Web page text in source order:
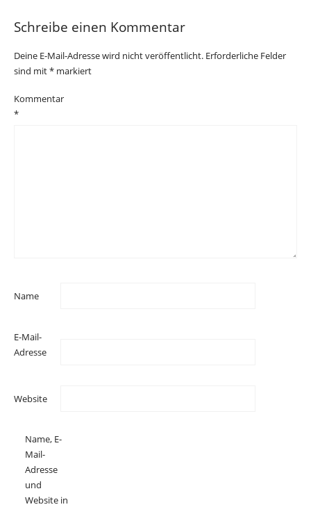
Schreibe einen Kommentar
Deine E-Mail-Adresse wird nicht veröffentlicht. Erforderliche Felder
sind mit* markiert
Kommentar
*
Name
E-Mail-
Adresse
Website
Name, E-
Mail-
Adresse
und
Website in